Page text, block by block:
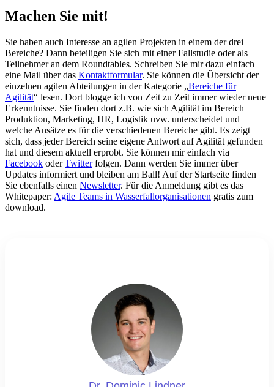
Machen Sie mit!
Sie haben auch Interesse an agilen Projekten in einem der drei
Bereiche? Dann beteiligen Sie sich mit einer Fallstudie oder als
Teilnehmer an dem Roundtables. Schreiben Sie mir dazu einfach
eine Mail über das Kontaktformular. Sie können die Übersicht der
einzelnen agilen Abteilungen in der Kategorie „Bereiche für
Agilität“ lesen. Dort blogge ich von Zeit zu Zeit immer wieder neue
Erkenntnisse. Sie finden dort z.B. wie sich Agilität im Bereich
Produktion, Marketing, HR, Logistik uvw. unterscheidet und
welche Ansätze es für die verschiedenen Bereiche gibt. Es zeigt
sich, dass jeder Bereich seine eigene Antwort auf Agilität gefunden
hat und diesem aktuell erprobt. Sie können mir einfach via
Facebook oderTwitterfolgen. Dann werden Sie immer über
Updates informiert und bleiben am Ball! Auf der Startseite finden
Sie ebenfalls einen Newsletter. Für die Anmeldung gibt es das
Whitepaper: Agile Teams in Wasserfallorganisationen gratis zum
download.